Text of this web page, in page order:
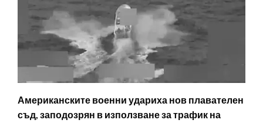
Американските военни удариха нов плавателен
съд, заподозрян в използване за трафик на